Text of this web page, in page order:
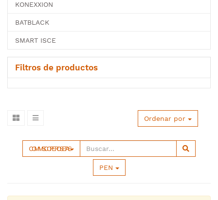
KONEXXION
BATBLACK
SMART ISCE
Filtros de productos
COMMSCOPE ROSETAS
PEN
Ordenar por